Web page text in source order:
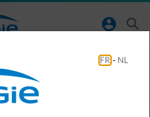
normal-account-circle search
FR - NL